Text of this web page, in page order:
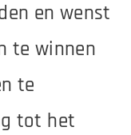
en wenst
te winnen
te
tot het